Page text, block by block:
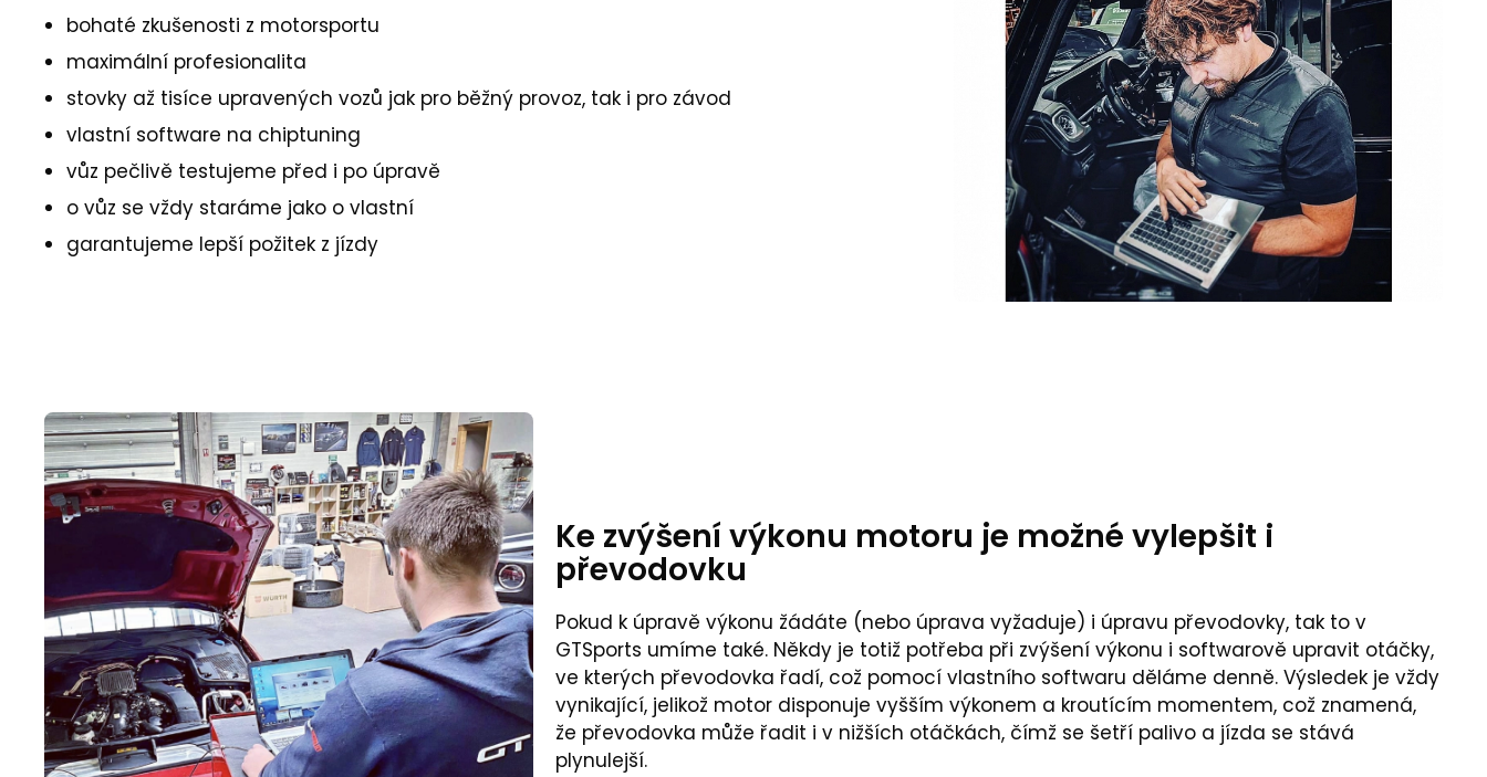
bohaté zkušenosti z motorsportu
maximální profesionalita
stovky až tisíce upravených vozů jak pro běžný provoz, tak i pro závod
vlastní software na chiptuning
vůz pečlivě testujeme před i po úpravě
o vůz se vždy staráme jako o vlastní
garantujeme lepší požitek z jízdy
Ke zvýšení výkonu motoru je možné vylepšit i
převodovku
Pokud k úpravě výkonu žádáte (nebo úprava vyžaduje) i úpravu převodovky, tak to v
GTSports umíme také. Někdy je totiž potřeba při zvýšení výkonu i softwarově upravit otáčky,
ve kterých převodovka řadí, což pomocí vlastního softwaru děláme denně. Výsledek je vždy
vynikající, jelikož motor disponuje vyšším výkonem a kroutícím momentem, což znamená,
že převodovka může řadit i v nižších otáčkách, čímž se šetří palivo a jízda se stává
plynulejší.